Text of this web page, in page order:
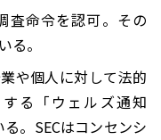
査命令を認可。その
る。
や個人に対して法的
る「ウェルズ通知
。SECはコンセンシ